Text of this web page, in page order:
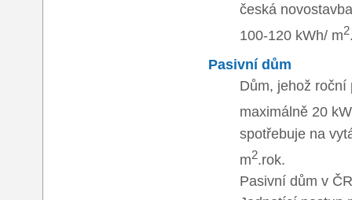
česká
100-120 kWh/ m2
Pasivní dům
Dům, jehož roční
maximálně 20
spotřebuje na
m2.rok.
Pasivní dům v